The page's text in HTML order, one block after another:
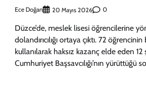
Ece Doğan 20 Mayıs 2026 0
Düzce’de, meslek lisesi öğrencilerine
dolandırıcılığı ortaya çıktı. 72
kullanılarak haksız kazanç elde eden
Cumhuriyet Başsavcılığı’nın yürüttüğü